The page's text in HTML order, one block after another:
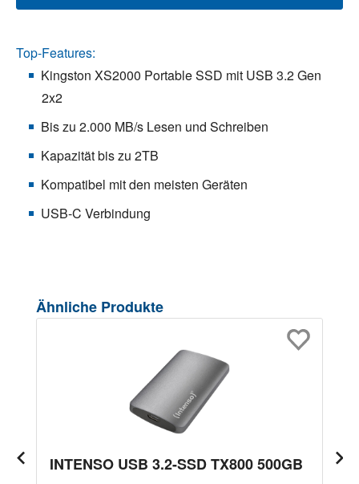
Top-Features:
Kingston XS2000 Portable SSD mit USB 3.2 Gen
2x2
Bis zu 2.000 MB/s Lesen und Schreiben
Kapazität bis zu 2TB
Kompatibel mit den meisten Geräten
USB-C Verbindung
Produktgalerie überspringen
Ähnliche Produkte
INTENSO USB 3.2-SSD TX800 500GB